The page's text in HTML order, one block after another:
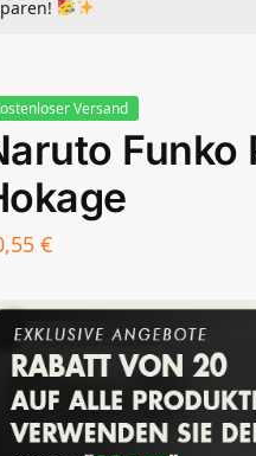
Versand
Funko
€